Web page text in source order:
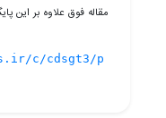
مقاله فوق علاوه بر این
c/cdsgt3/p